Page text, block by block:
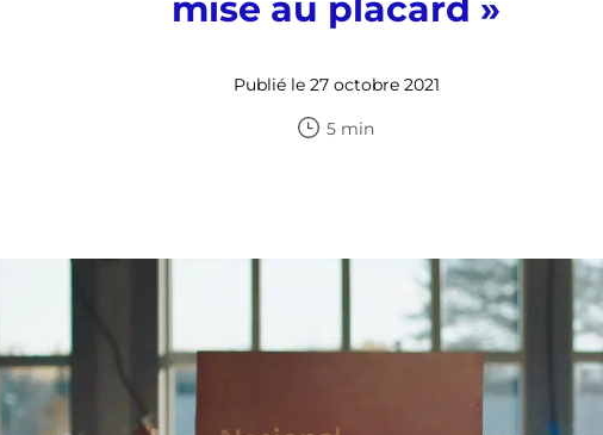
mise au placard »
Publié le 27 octobre 2021
5 min